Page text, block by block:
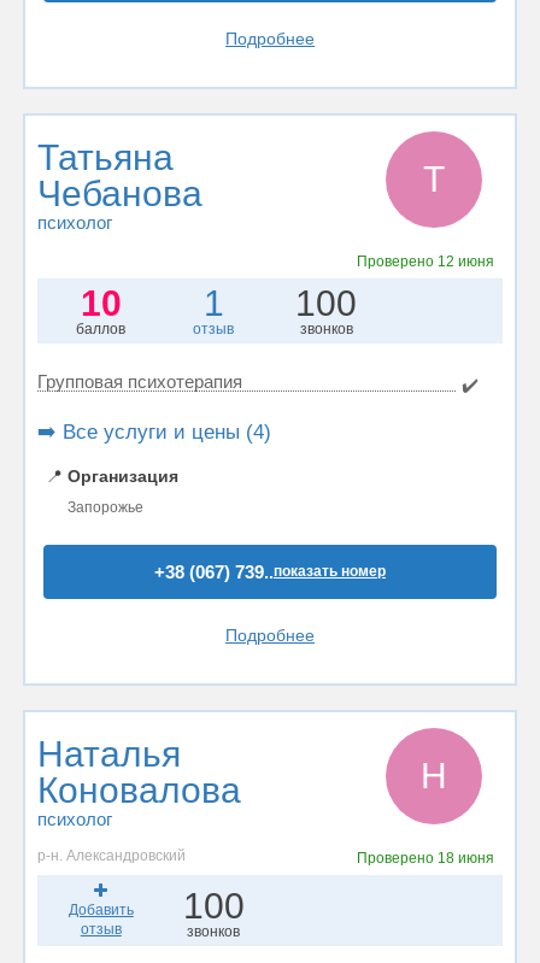
Подробнее
Татьяна
Чебанова
психолог
Т
Проверено 12 июня
10
баллов
1
отзыв
100
звонков
Групповая психотерапия ✔️
➡️ Все услуги и цены (4)
📍 Организация
Запорожье
+38 (067) 739..показать номер
Подробнее
Наталья
Коновалова
психолог
Н
р-н. Александровский Проверено 18 июня
Добавить
отзыв
100
звонков